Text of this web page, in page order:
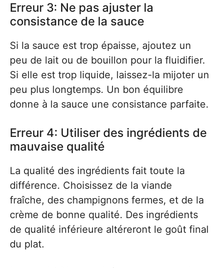
Erreur 3: Ne pas ajuster la
consistance de la sauce
Si la sauce est trop épaisse, ajoutez un
peu de lait ou de bouillon pour la fluidifier.
Si elle est trop liquide, laissez-la mijoter un
peu plus longtemps. Un bon équilibre
donne à la sauce une consistance parfaite.
Erreur 4: Utiliser des ingrédients de
mauvaise qualité
La qualité des ingrédients fait toute la
différence. Choisissez de la viande
fraîche, des champignons fermes, et de la
crème de bonne qualité. Des ingrédients
de qualité inférieure altéreront le goût final
du plat.